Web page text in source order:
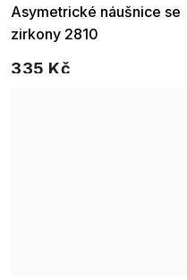
Asymetrické náušnice se
zirkony 2810
335 Kč